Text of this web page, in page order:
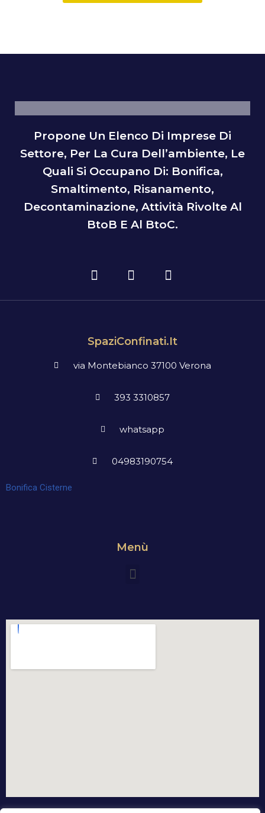
Propone Un Elenco Di Imprese Di
Settore, Per La Cura Dell’ambiente, Le
Quali Si Occupano Di: Bonifica,
Smaltimento, Risanamento,
Decontaminazione, Attività Rivolte Al
BtoB E Al BtoC.
SpaziConfinati.it
via Montebianco 37100 Verona
393 3310857
whatsapp
04983190754
Bonifica Cisterne
Menù